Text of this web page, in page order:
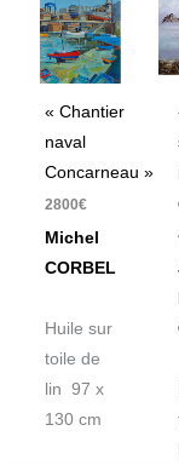
« Chantier
naval
Concarneau »
2800€
Michel
CORBEL
Huile sur
toile de
lin 97 x
130 cm